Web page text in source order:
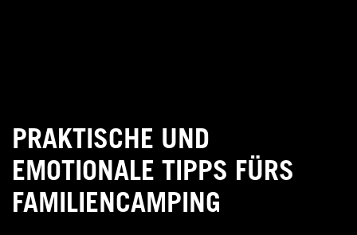
PRAKTISCHE UND
EMOTIONALE TIPPS FÜRS
FAMILIENCAMPING